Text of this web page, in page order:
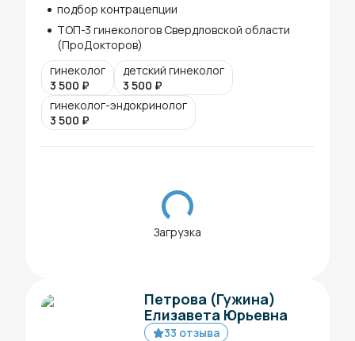
подбор контрацепции
ТОП-3 гинекологов Свердловской области
(ПроДокторов)
гинеколог
3 500 ₽
детский гинеколог
3 500 ₽
гинеколог-эндокринолог
3 500 ₽
Загрузка
Петрова (Гужина)
Елизавета Юрьевна
33 отзыва